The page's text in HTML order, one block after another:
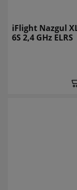
iFlight Nazgul
6S 2,4 GHz ELRS